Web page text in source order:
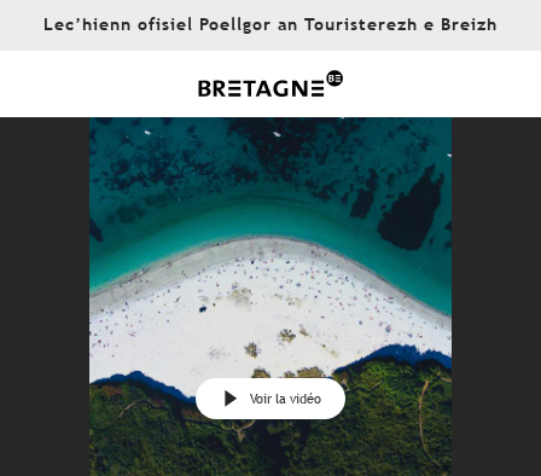
Lec’hienn ofisiel Poellgor an Touristerezh e Breizh
Voir la vidéo